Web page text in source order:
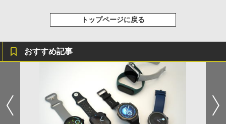
トップページに戻る
おすすめ記事